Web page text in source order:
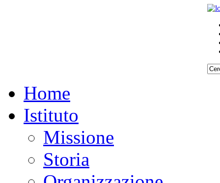
Home
Istituto
Missione
Storia